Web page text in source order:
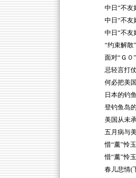
中日“不
中日“不
中日“不
“约束解
面对“Ｇ０
忌轻言打
何必把美
日本的钓
登钓鱼岛
美国从未
五月病与
惜“薰”怜
惜“薰”怜
春儿悲情(